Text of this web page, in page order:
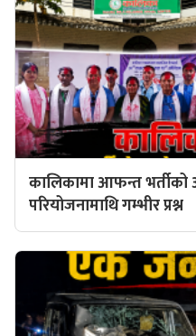
कालिकामा आफन्त भर्तीको
परियोजनामाथि गम्भीर प्रश्न